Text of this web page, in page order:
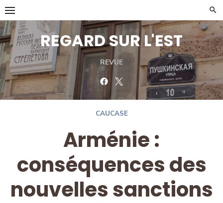
Skip
to
content
REGARD SUR L'EST
REVUE
FacebookTwitter
CAUCASE
Arménie :
conséquences des
nouvelles sanctions